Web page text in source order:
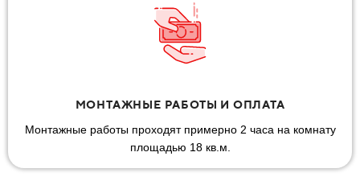
МОНТАЖНЫЕ РАБОТЫ И ОПЛАТА
Монтажные работы проходят примерно 2 часа на комнату
площадью 18 кв.м.